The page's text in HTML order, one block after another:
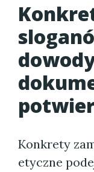
Konkrety
etyczne